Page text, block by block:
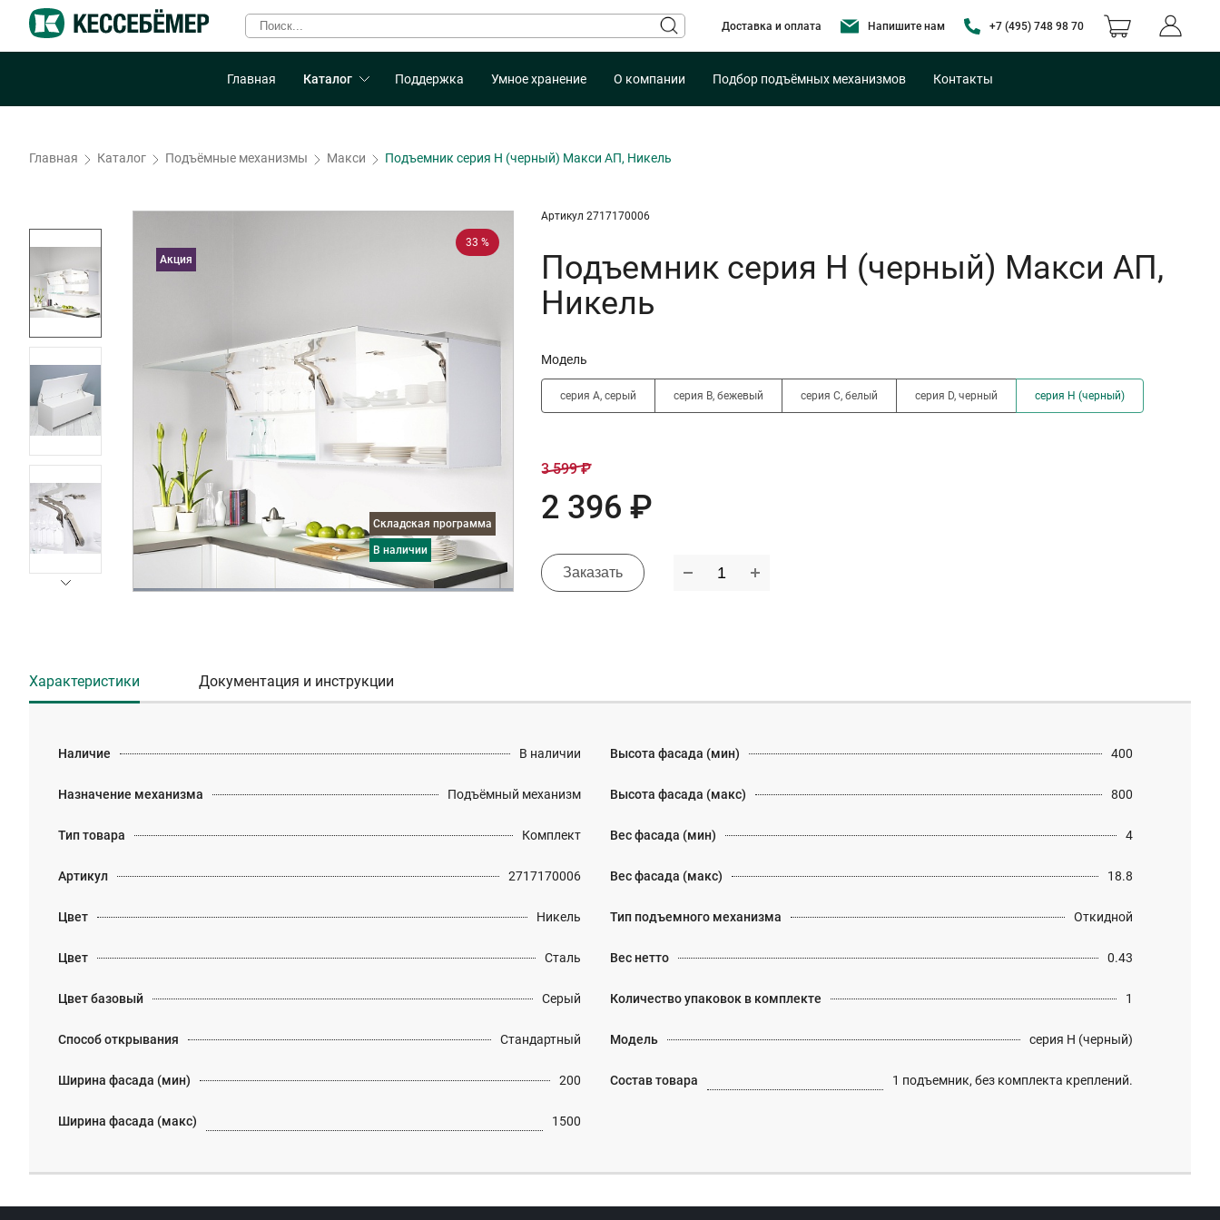
Доставка и оплата Напишите нам +7 (495) 748 98 70
Главная Каталог Поддержка Умное хранение О компании Подбор подъёмных механизмов Контакты
Главная Каталог Подъёмные механизмы Макси Подъемник серия H (черный) Макси АП, Никель
33 %
Складская программа
в наличии
Акция
Артикул 2717170006
Подъемник серия H (черный) Макси АП,
Никель
Модель
серия A, серый серия B, бежевый серия C, белый серия D, черный серия H (черный)
3 599 ₽
2 396 ₽
Заказать
Характеристики Документация и инструкции
Наличие В наличии
Назначение механизма Подъёмный механизм
Тип товара Комплект
Артикул 2717170006
Цвет Никель
Цвет Сталь
Цвет базовый Серый
Способ открывания Стандартный
Ширина фасада (мин) 200
Ширина фасада (макс) 1500
Высота фасада (мин) 400
Высота фасада (макс) 800
Вес фасада (мин) 4
Вес фасада (макс) 18.8
Тип подъемного механизма Откидной
Вес нетто 0.43
Количество упаковок в комплекте 1
Модель серия H (черный)
Состав товара 1 подъемник, без комплекта креплений.